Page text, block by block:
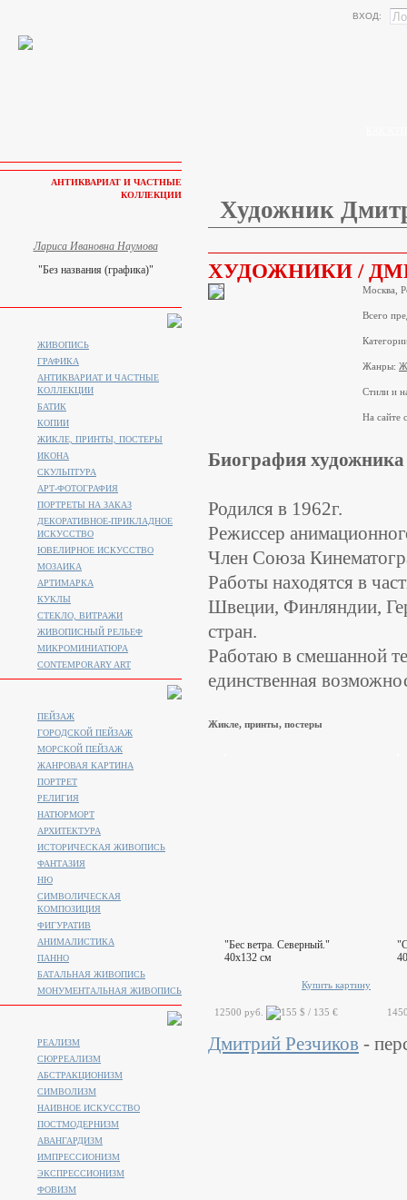
ВХОД:
Художник
ХУДОЖНИКИ /
Москва,
Всего
Жанры:
Стили и
На сайте
Биография художника
Родился в 1962г.
Режиссер
Член Союза
Работы находятся в
Швеции, Финляндии,
стран.
Работаю в смешанной
единственная
Жикле, принты, постеры
"Бес ветра. Северный."
40x132 см
Купить картину
12500 руб.
Дмитрий Резчиков -
АНТИКВАРИАТ И ЧАСТНЫЕ
КОЛЛЕКЦИИ
Лариса Ивановна Наумова
"Без названия (графика)"
ЖИВОПИСЬ
ГРАФИКА
АНТИКВАРИАТ И ЧАСТНЫЕ
КОЛЛЕКЦИИ
БАТИК
КОПИИ
ЖИКЛЕ, ПРИНТЫ, ПОСТЕРЫ
ИКОНА
СКУЛЬПТУРА
АРТ-ФОТОГРАФИЯ
ПОРТРЕТЫ НА ЗАКАЗ
ДЕКОРАТИВНОЕ-ПРИКЛАДНОЕ
ИСКУССТВО
ЮВЕЛИРНОЕ ИСКУССТВО
МОЗАИКА
АРТИМАРКА
КУКЛЫ
СТЕКЛО, ВИТРАЖИ
ЖИВОПИСНЫЙ РЕЛЬЕФ
МИКРОМИНИАТЮРА
CONTEMPORARY ART
ПЕЙЗАЖ
ГОРОДСКОЙ ПЕЙЗАЖ
МОРСКОЙ ПЕЙЗАЖ
ЖАНРОВАЯ КАРТИНА
ПОРТРЕТ
РЕЛИГИЯ
НАТЮРМОРТ
АРХИТЕКТУРА
ИСТОРИЧЕСКАЯ ЖИВОПИСЬ
ФАНТАЗИЯ
НЮ
СИМВОЛИЧЕСКАЯ
КОМПОЗИЦИЯ
ФИГУРАТИВ
АНИМАЛИСТИКA
ПАННО
БАТАЛЬНАЯ ЖИВОПИСЬ
МОНУМЕНТАЛЬНАЯ ЖИВОПИСЬ
РЕАЛИЗМ
СЮРРЕАЛИЗМ
АБСТРАКЦИОНИЗМ
СИМВОЛИЗМ
НАИВНОЕ ИСКУССТВО
ПОСТМОДЕРНИЗМ
АВАНГАРДИЗМ
ИМПРЕССИОНИЗМ
ЭКСПРЕССИОНИЗМ
ФОВИЗМ